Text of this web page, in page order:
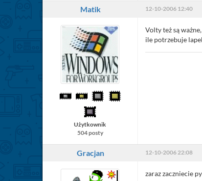
Matik 12-10-2006 12:40
Użytkownik
504 posty
Volty też są
ile potrzebuje
Gracjan 12-10-2006 22:08
zaraz zaczniecie